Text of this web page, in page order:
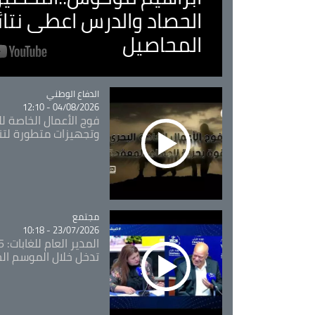
الحصاد والدرس اعطى
المحاصيل
Catégorie
الدفاع الوطني
04/08/2026 - 12:10
فوج الأعمال الخاصة
وتجهيزات متطورة
Catégorie
مجتمع
23/07/2026 - 10:18
تدخل خلال الموسم